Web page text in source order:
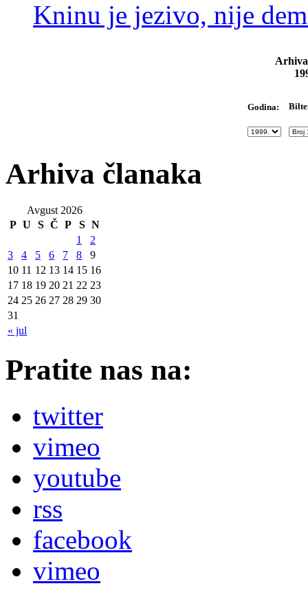
Kninu je jezivo, nije
Godina:
Arhiva članaka
Avgust 2026
P U S Č P S N
« jul
1
2
3
4 5 6 7 8
9
10 11 12 13 14 15 16
17 18 19 20 21 22 23
24 25 26 27 28 29 30
31
Pratite nas na:
twitter
vimeo
youtube
rss
facebook
vimeo